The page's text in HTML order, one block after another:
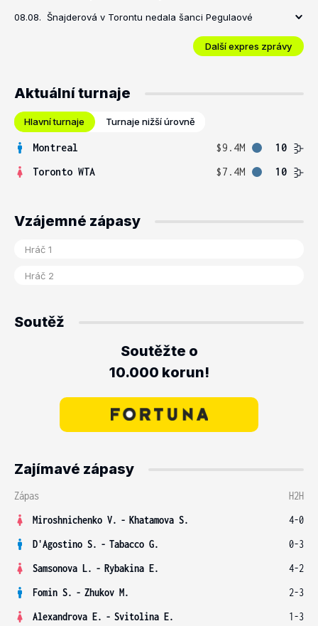
08.08. Šnajderová v Torontu nedala šanci Pegulaové
Další expres zprávy
Aktuální turnaje
Hlavní turnaje Turnaje nižší úrovně
Montreal $9.4M
10
Toronto WTA
$7.4M 10
Vzájemné zápasy
Soutěž
Soutěžte o
10.000 korun!
Zajímavé zápasy
Zápas
H2H
Miroshnichenko V. - Khatamova S.
4-0
D'Agostino S. - Tabacco G.
0-3
Samsonova L. - Rybakina E.
4-2
Fomin S. - Zhukov M.
2-3
Alexandrova E. - Svitolina E.
1-3